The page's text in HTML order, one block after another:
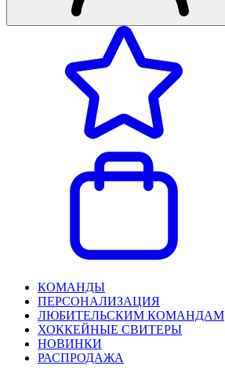
КОМАНДЫ
ПЕРСОНАЛИЗАЦИЯ
ЛЮБИТЕЛЬСКИМ КОМАНДАМ
ХОККЕЙНЫЕ СВИТЕРЫ
НОВИНКИ
РАСПРОДАЖА